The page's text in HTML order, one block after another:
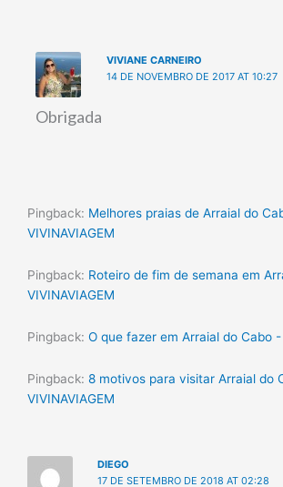
VIVIANE CARNEIRO
14 DE NOVEMBRO DE 2017 AT 10:27
Obrigada
Pingback: Melhores praias de Arraial do
VIVINAVIAGEM
Pingback: Roteiro de fim de semana em
VIVINAVIAGEM
Pingback: O que fazer em Arraial do Cabo -
Pingback: 8 motivos para visitar Arraial do
VIVINAVIAGEM
DIEGO
17 DE SETEMBRO DE 2018 AT 02:28